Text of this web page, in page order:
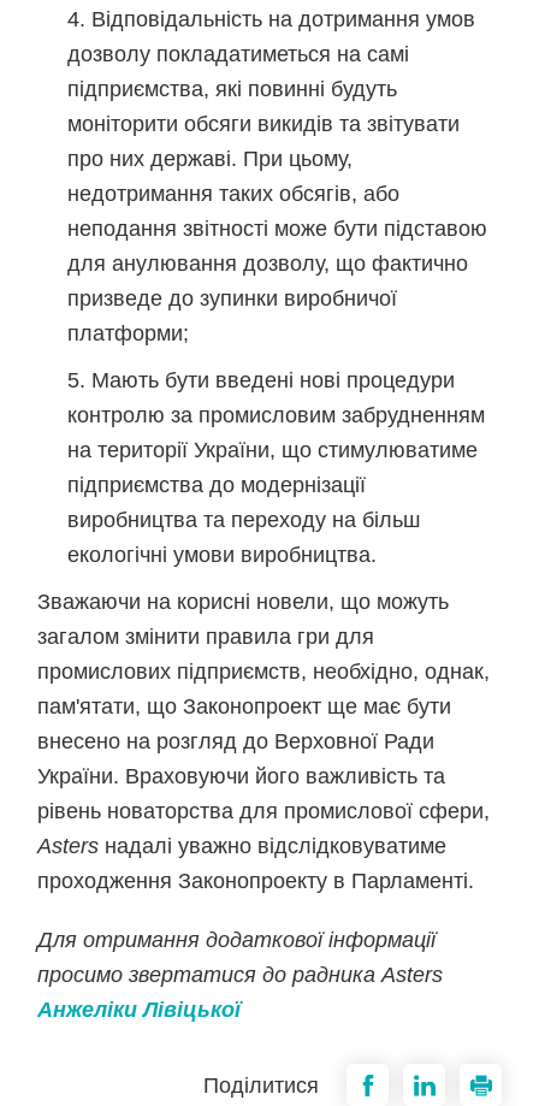
Відповідальність на дотримання умов
дозволу покладатиметься на самі
підприємства, які повинні будуть
моніторити обсяги викидів та звітувати
про них державі. При цьому,
недотримання таких обсягів, або
неподання звітності може бути підставою
для анулювання дозволу, що фактично
призведе до зупинки виробничої
платформи;
Мають бути введені нові процедури
контролю за промисловим забрудненням
на території України, що стимулюватиме
підприємства до модернізації
виробництва та переходу на більш
екологічні умови виробництва.
Зважаючи на корисні новели, що можуть
загалом змінити правила гри для
промислових підприємств, необхідно, однак,
пам'ятати, що Законопроект ще має бути
внесено на розгляд до Верховної Ради
України. Враховуючи його важливість та
рівень новаторства для промислової сфери,
Asters надалі уважно відслідковуватиме
проходження Законопроекту в Парламенті.
Для отримання додаткової інформації
просимо звертатися до радника Asters
Анжеліки Лівіцької
Поділитися